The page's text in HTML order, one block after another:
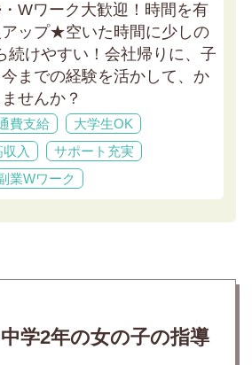
Wワーク大歓迎！時間を有
アップ★空いた時間に少しの
続けやすい！会社帰りに、子
までの経験を活かして、か
せんか？
費支給
大学生OK
収入
サポート充実
業Wワーク
中学2年の女の子の指導